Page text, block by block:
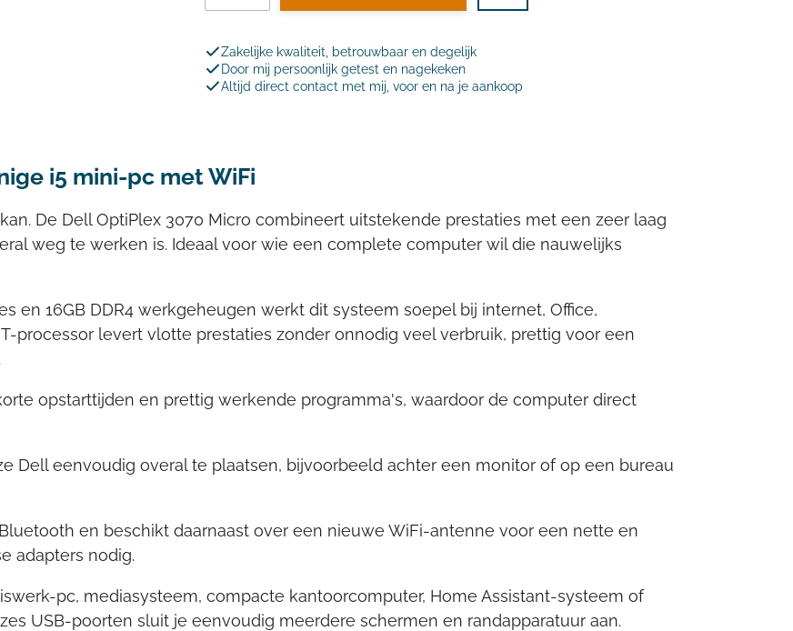
Zakelijke kwaliteit, betrouwbaar en degelijk
Door mij persoonlijk getest en nagekeken
Altijd direct contact met mij, voor en na je aankoop
i5 mini-pc met WiFi
De Dell OptiPlex 3070 Micro combineert uitstekende prestaties met een zeer laag
weg te werken is. Ideaal voor wie een complete computer wil die nauwelijks
en 16GB DDR4 werkgeheugen werkt dit systeem soepel bij internet, Office,
processor levert vlotte prestaties zonder onnodig veel verbruik, prettig voor een
opstarttijden en prettig werkende programma's, waardoor de computer direct
Dell eenvoudig overal te plaatsen, bijvoorbeeld achter een monitor of op een bureau
en beschikt daarnaast over een nieuwe WiFi-antenne voor een nette en
adapters nodig.
pc, mediasysteem, compacte kantoorcomputer, Home Assistant-systeem of
USB-poorten sluit je eenvoudig meerdere schermen en randapparatuur aan.